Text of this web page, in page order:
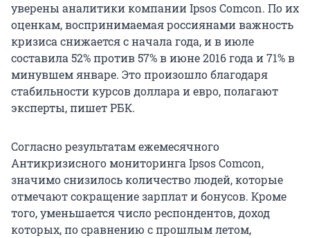
уверены аналитики компании Ipsos Comcon. По их
оценкам, воспринимаемая россиянами важность
кризиса снижается с начала года, и в июле
составила 52% против 57% в июне 2016 года и 71% в
минувшем январе. Это произошло благодаря
стабильности курсов доллара и евро, полагают
эксперты, пишет РБК.
Согласно результатам ежемесячного
Антикризисного мониторинга Ipsos Comcon,
значимо снизилось количество людей, которые
отмечают сокращение зарплат и бонусов. Кроме
того, уменьшается число респондентов, доход
которых, по сравнению с прошлым летом,